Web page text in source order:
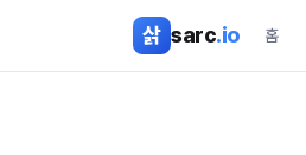
삵 sarc.io 홈